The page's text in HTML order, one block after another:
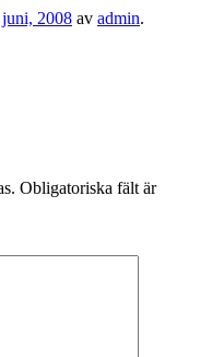
juni, 2008 av admin.
Obligatoriska fält är